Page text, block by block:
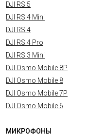
DJI RS 5
DJI RS 4 Mini
DJI RS 4
DJI RS 4 Pro
DJI RS 3 Mini
DJI Osmo Mobile 8P
DJI Osmo Mobile 8
DJI Osmo Mobile 7P
DJI Osmo Mobile 6
МИКРОФОНЫ